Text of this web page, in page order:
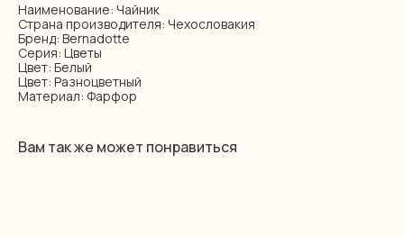
Наименование: Чайник
Страна производителя: Чехословакия
Бренд: Bernadotte
Серия: Цветы
Цвет: Белый
Цвет: Разноцветный
Материал: Фарфор
Вам так же может понравиться